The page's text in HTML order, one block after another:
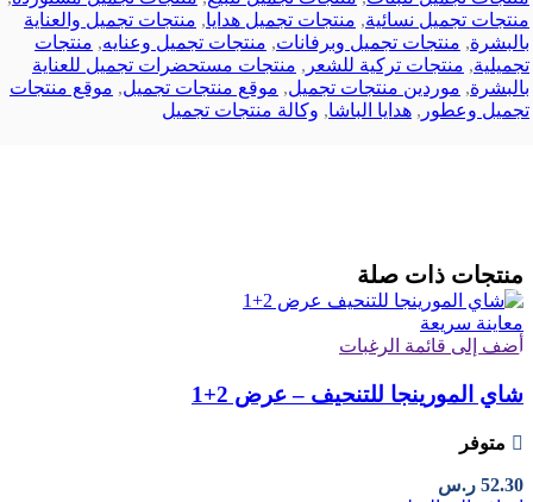
منتجات تجميل نسائية, منتجات تجميل هدايا, منتجات تجميل والعناية
بالبشرة, منتجات تجميل وبرفانات, منتجات تجميل وعنايه, منتجات
تجميلية, منتجات تركية للشعر , منتجات مستحضرات تجميل للعناية
بالبشرة, موردين منتجات تجميل, موقع منتجات تجميل, موقع منتجات
تجميل وعطور , هدايا الباشا, وكالة منتجات تجميل
منتجات ذات صلة
معاينة سريعة
أضف إلى قائمة الرغبات
شاي المورينجا للتنحيف – عرض 2+1
متوفر
52.30 ر.س